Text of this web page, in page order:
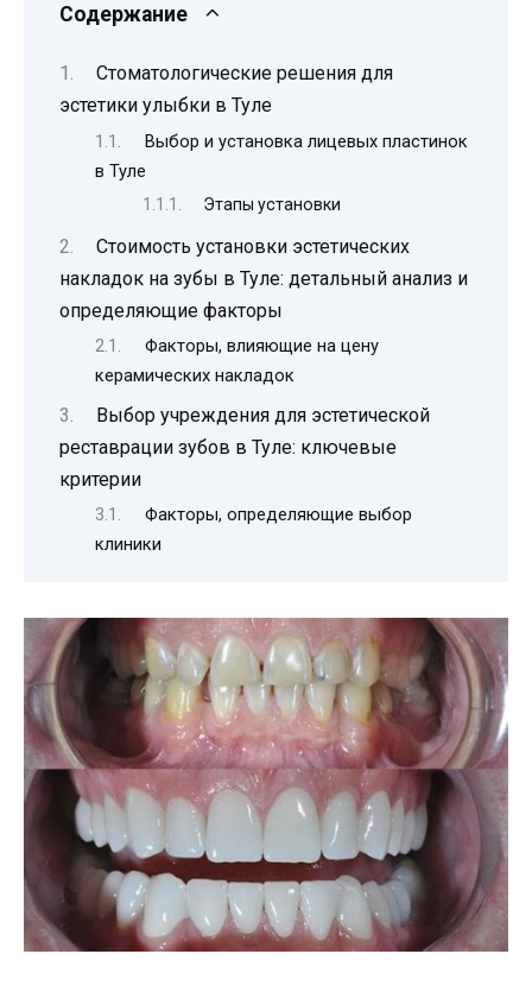
Содержание
Стоматологические решения для
эстетики улыбки в Туле
Выбор и установка лицевых пластинок
в Туле
Этапы установки
Стоимость установки эстетических
накладок на зубы в Туле: детальный анализ и
определяющие факторы
Факторы, влияющие на цену
керамических накладок
Выбор учреждения для эстетической
реставрации зубов в Туле: ключевые
критерии
Факторы, определяющие выбор
клиники